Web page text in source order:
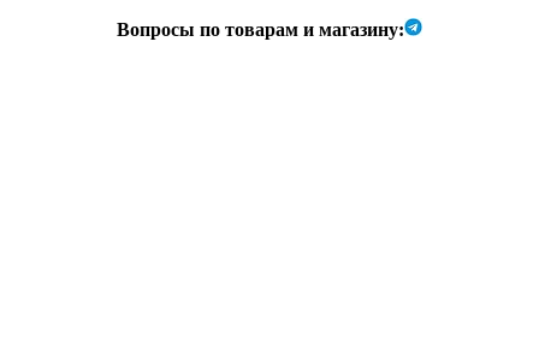
Вопросы по товарам и магазину: